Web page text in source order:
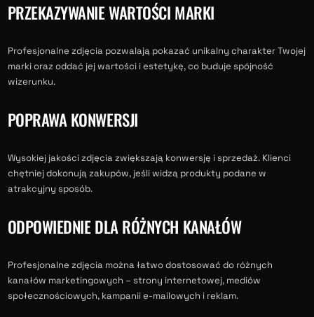
PRZEKAZYWANIE WARTOŚCI MARKI
Profesjonalne zdjęcia pozwalają pokazać unikalny charakter Twojej
marki oraz oddać jej wartości i estetykę, co buduje spójność
wizerunku.
POPRAWA KONWERSJI
Wysokiej jakości zdjęcia zwiększają konwersję i sprzedaż. Klienci
chętniej dokonują zakupów, jeśli widzą produkty podane w
atrakcyjny sposób.
ODPOWIEDNIE DLA RÓŻNYCH KANAŁÓW
Profesjonalne zdjęcia można łatwo dostosować do różnych
kanałów marketingowych – strony internetowej, mediów
społecznościowych, kampanii e-mailowych i reklam.